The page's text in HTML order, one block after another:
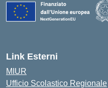
Link Esterni
MIUR
Ufficio Scolastico Regionale